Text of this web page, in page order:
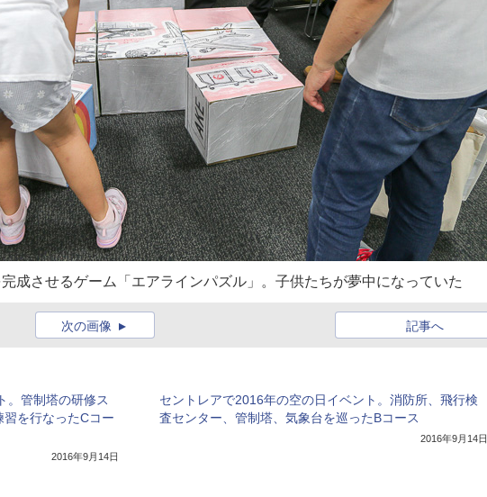
成させるゲーム「エアラインパズル」。子供たちが夢中になっていた
記事へ
次の画像
。管制塔の研修ス
を行なったCコー
2016年9月14日
セントレアで2016年の空の日イベント。消防所、飛行検
査センター、管制塔、気象台を巡ったBコース
2016年9月14日